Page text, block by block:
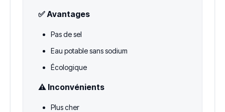
✅ Avantages
Pas de sel
Eau potable sans sodium
Écologique
⚠️ Inconvénients
Plus cher